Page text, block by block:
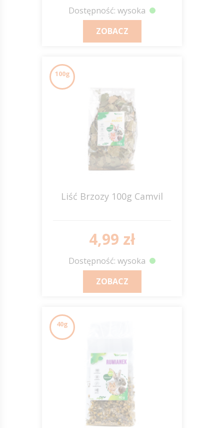
Dostępność: wysoka
ZOBACZ
100g
Liść Brzozy 100g Camvil
4,99 zł
Dostępność: wysoka
ZOBACZ
40g